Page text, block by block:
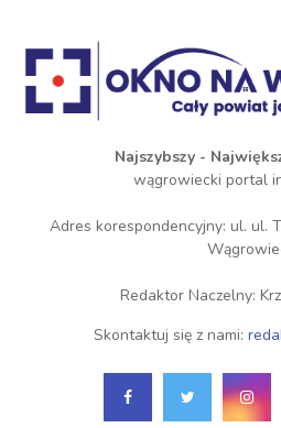
Najszybszy -
wągrowiecki portal
Adres korespondencyjny: ul. ul.
Redaktor Naczelny:
Skontaktuj się z nami: